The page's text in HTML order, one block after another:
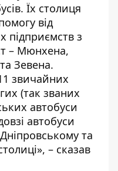
Їх столиця
від
підприємств з
– Мюнхена,
Зевена.
звичайних
(так званих
автобуси
автобуси
та
– сказав